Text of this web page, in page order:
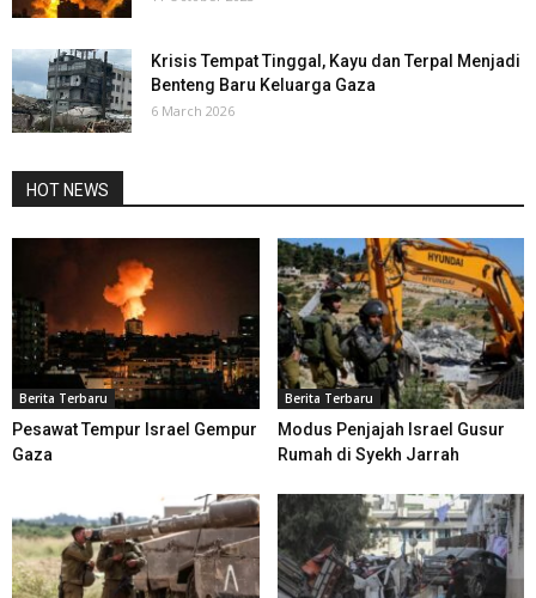
Krisis Tempat Tinggal, Kayu dan Terpal Menjadi
Benteng Baru Keluarga Gaza
6 March 2026
HOT NEWS
Berita Terbaru
Pesawat Tempur Israel Gempur
Gaza
Berita Terbaru
Modus Penjajah Israel Gusur
Rumah di Syekh Jarrah